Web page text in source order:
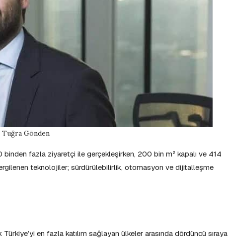
Gönden
binden fazla ziyaretçi ile gerçekleşirken, 200 bin m² kapalı ve 414
teknolojiler; sürdürülebilirlik, otomasyon ve dijitalleşme
en fazla katılım sağlayan ülkeler arasında dördüncü sıraya